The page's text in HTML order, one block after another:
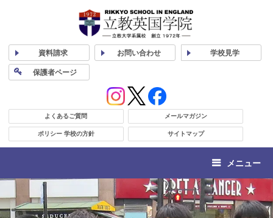
資料請求 お問い合わせ 学校見学
保護者ページ
よくあるご質問 メールマガジン
ポリシー 学校の方針 サイトマップ
メニュー